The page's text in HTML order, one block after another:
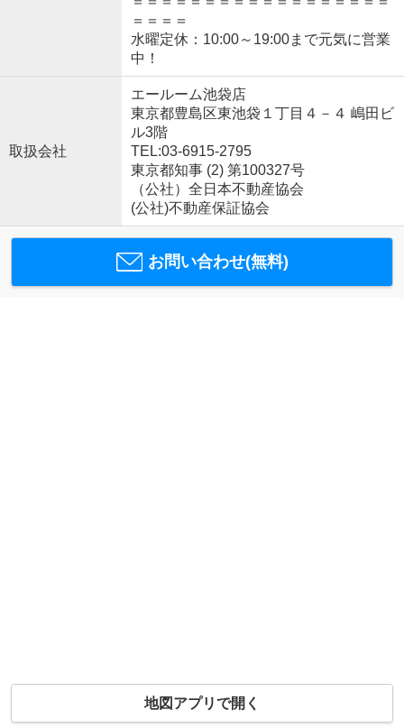
＝＝＝＝
水曜定休：10:00～19:00まで元気に営業
中！
取扱会社
エールーム池袋店
東京都豊島区東池袋１丁目４－４ 嶋田ビ
ル3階
TEL:03-6915-2795
東京都知事 (2) 第100327号
（公社）全日本不動産協会
(公社)不動産保証協会
お問い合わせ(無料)
地図アプリで開く